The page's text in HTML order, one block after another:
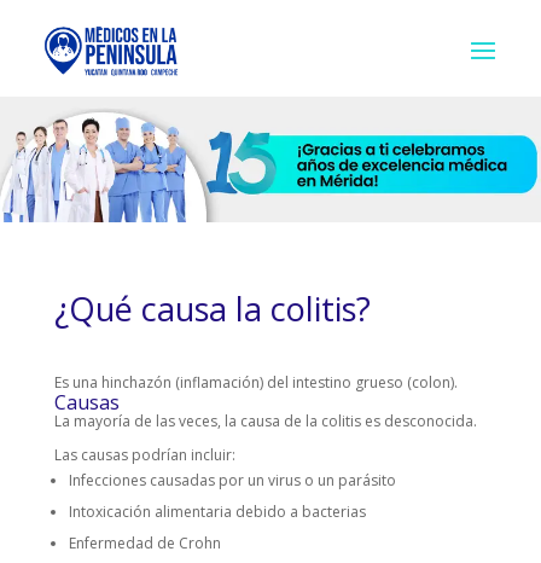
¿Qué causa la colitis?
Es una hinchazón (inflamación) del intestino grueso (colon).
Causas
La mayoría de las veces, la causa de la colitis es desconocida.
Las causas podrían incluir:
Infecciones causadas por un virus o un parásito
Intoxicación alimentaria debido a bacterias
Enfermedad de Crohn